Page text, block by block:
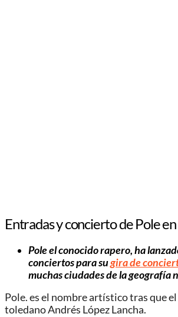
Entradas y concierto de Pole
Pole el conocido rapero, ha
conciertos para sugira de
muchas ciudades de la geografía
Pole. es el nombre artístico tras que
toledano Andrés López Lancha.